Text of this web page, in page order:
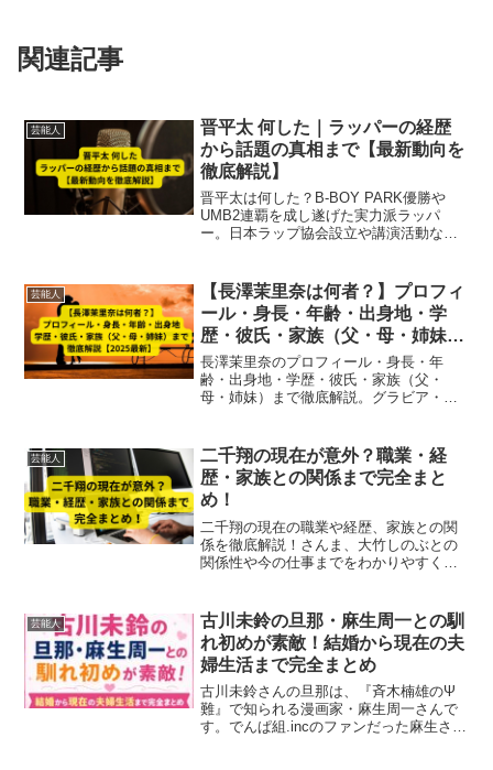
関連記事
芸能人
晋平太 何した｜ラッパーの経歴
から話題の真相まで【最新動向を
徹底解説】
晋平太は何した？B-BOY PARK優勝や
UMB2連覇を成し遂げた実力派ラッパ
ー。日本ラップ協会設立や講演活動など
の活動状況をまとめました。
芸能人
【長澤茉里奈は何者？】プロフィ
ール・身長・年齢・出身地・学
歴・彼氏・家族（父・母・姉妹）
まで徹底解説【2025最新】
長澤茉里奈のプロフィール・身長・年
齢・出身地・学歴・彼氏・家族（父・
母・姉妹）まで徹底解説。グラビア・女
芸能人
二千翔の現在が意外？職業・経
歴・家族との関係まで完全まと
め！
二千翔の現在の職業や経歴、家族との関
係を徹底解説！さんま、大竹しのぶとの
関係性や今の仕事までをわかりやすく紹
芸能人
古川未鈴の旦那・麻生周一との馴
れ初めが素敵！結婚から現在の夫
婦生活まで完全まとめ
古川未鈴さんの旦那は、『斉木楠雄のΨ
難』で知られる漫画家・麻生周一さんで
す。でんぱ組.incのファンだった麻生さん